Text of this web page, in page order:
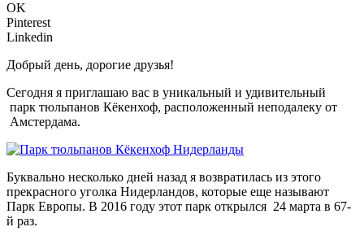
OK
Pinterest
Linkedin
Добрый день, дорогие друзья!
Сегодня я приглашаю вас в уникальный и удивительный
парк тюльпанов Кёкенхоф, расположенный неподалеку от
Амстердама.
Буквально несколько дней назад я возвратилась из этого
прекрасного уголка Нидерландов, которые еще называют
Парк Европы. В 2016 году этот парк открылся 24 марта в 67-
й раз.